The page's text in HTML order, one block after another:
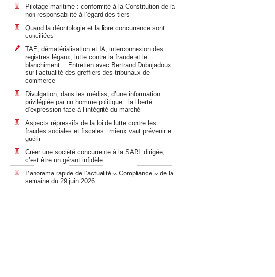
Pilotage maritime : conformité à la Constitution de la
non-responsabilité à l’égard des tiers
Quand la déontologie et la libre concurrence sont
conciliées
TAE, dématérialisation et IA, interconnexion des
registres légaux, lutte contre la fraude et le
blanchiment… Entretien avec Bertrand Dubujadoux
sur l’actualité des greffiers des tribunaux de
commerce
Divulgation, dans les médias, d’une information
privilégiée par un homme politique : la liberté
d’expression face à l’intégrité du marché
Aspects répressifs de la loi de lutte contre les
fraudes sociales et fiscales : mieux vaut prévenir et
guérir
Créer une société concurrente à la SARL dirigée,
c’est être un gérant infidèle
Panorama rapide de l’actualité « Compliance » de la
semaine du 29 juin 2026